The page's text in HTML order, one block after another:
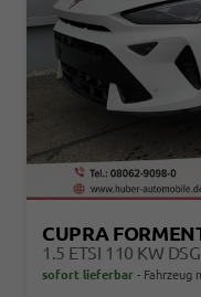
CUPRA
1.5 ETSI 110 KW
sofort lieferbar Fahrzeug